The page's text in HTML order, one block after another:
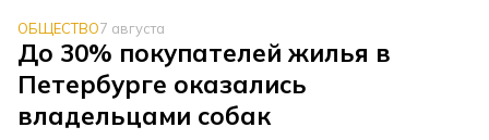
ОБЩЕСТВО7 августа
До 30% покупателей жилья в
Петербурге оказались
владельцами собак